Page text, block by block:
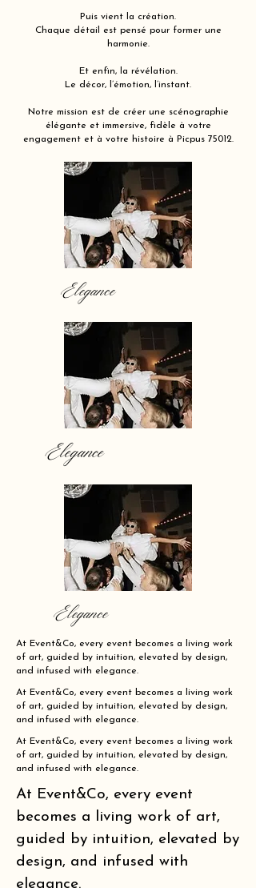
Puis vient la création.
Chaque détail est pensé pour former une
harmonie.
Et enfin, la révélation.
Le décor, l’émotion, l’instant.
Notre mission est de créer une scénographie
élégante et immersive, fidèle à votre
engagement et à votre histoire à Picpus 75012.
Elegance
Elegance
Elegance
At Event&Co, every event becomes a living work
of art, guided by intuition, elevated by design,
and infused with elegance.
At Event&Co, every event becomes a living work
of art, guided by intuition, elevated by design,
and infused with elegance.
At Event&Co, every event becomes a living work
of art, guided by intuition, elevated by design,
and infused with elegance.
At Event&Co, every event
becomes a living work of art,
guided by intuition, elevated by
design, and infused with
elegance.